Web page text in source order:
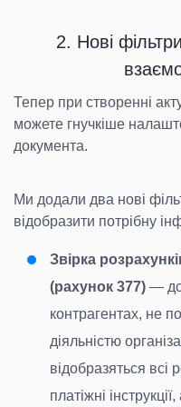
2. Нові
Тепер при створенні
можете гнучкіше
документа.
Ми додали два нові
відобразити потрібну
Звірка
(рахунок 377) —
контрагентах, не
діяльністю
відобразяться всі
платіжні